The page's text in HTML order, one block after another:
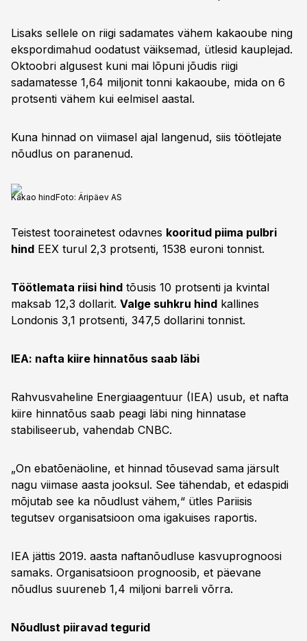
Lisaks sellele on riigi sadamates vähem kakaoube ning
ekspordimahud oodatust väiksemad, ütlesid kauplejad.
Oktoobri algusest kuni mai lõpuni jõudis riigi
sadamatesse 1,64 miljonit tonni kakaoube, mida on 6
protsenti vähem kui eelmisel aastal.
Kuna hinnad on viimasel ajal langenud, siis töötlejate
nõudlus on paranenud.
Kakao hindFoto: Äripäev AS
Teistest toorainetest odavnes kooritud piima pulbri
hind EEX turul 2,3 protsenti, 1538 euroni tonnist.
Töötlemata riisi hind tõusis 10 protsenti ja kvintal
maksab 12,3 dollarit. Valge suhkru hind kallines
Londonis 3,1 protsenti, 347,5 dollarini tonnist.
IEA: nafta kiire hinnatõus saab läbi
Rahvusvaheline Energiaagentuur (IEA) usub, et nafta
kiire hinnatõus saab peagi läbi ning hinnatase
stabiliseerub, vahendab CNBC.
„On ebatõenäoline, et hinnad tõusevad sama järsult
nagu viimase aasta jooksul. See tähendab, et edaspidi
mõjutab see ka nõudlust vähem,“ ütles Pariisis
tegutsev organisatsioon oma igakuises raportis.
IEA jättis 2019. aasta naftanõudluse kasvuprognoosi
samaks. Organisatsioon prognoosib, et päevane
nõudlus suureneb 1,4 miljoni barreli võrra.
Nõudlust piiravad tegurid